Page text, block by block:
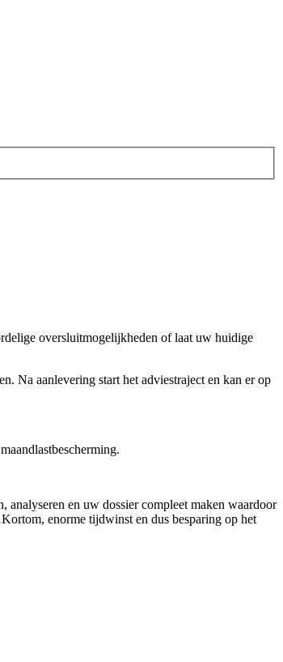
oversluitmogelijkheden of laat uw huidige
Na aanlevering start het adviestraject en kan er op
en uw dossier compleet maken waardoor
enorme tijdwinst en dus besparing op het